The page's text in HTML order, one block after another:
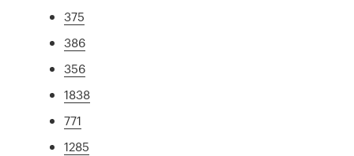
375
386
356
1838
771
1285